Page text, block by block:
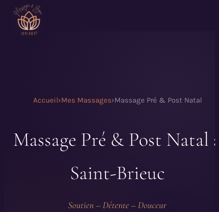
Accueil›Mes Massages›Massage Pré & Post Natal
Massage Pré & Post Natal
Saint-Brieuc
Soutien – Détente – Douceur